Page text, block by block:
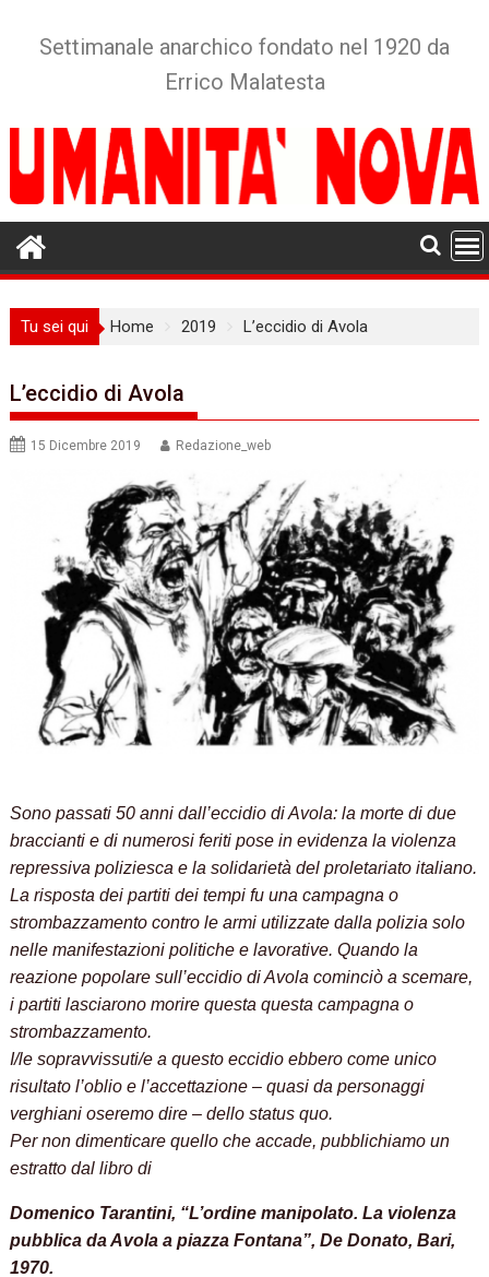
Settimanale anarchico fondato nel 1920 da
Errico Malatesta
Tu sei qui Home 2019 L’eccidio di Avola
L’eccidio di Avola
15 Dicembre 2019 Redazione_web
Sono passati 50 anni dall’eccidio di Avola: la morte di due
braccianti e di numerosi feriti pose in evidenza la violenza
repressiva poliziesca e la solidarietà del proletariato italiano.
La risposta dei partiti dei tempi fu una campagna o
strombazzamento contro le armi utilizzate dalla polizia solo
nelle manifestazioni politiche e lavorative. Quando la
reazione popolare sull’eccidio di Avola cominciò a scemare,
i partiti lasciarono morire questa questa campagna o
strombazzamento.
I/le sopravvissuti/e a questo eccidio ebbero come unico
risultato l’oblio e l’accettazione – quasi da personaggi
verghiani oseremo dire – dello status quo.
Per non dimenticare quello che accade, pubblichiamo un
estratto dal libro di
Domenico Tarantini, “L’ordine manipolato. La violenza
pubblica da Avola a piazza Fontana”, De Donato, Bari,
1970.